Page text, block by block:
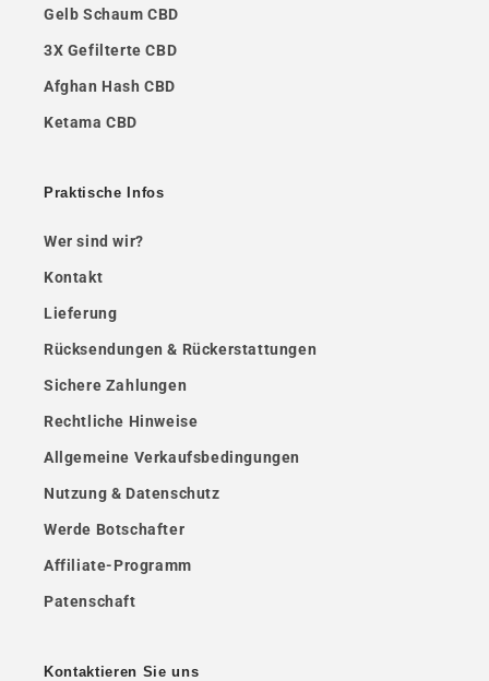
Gelb Schaum CBD
3X Gefilterte CBD
Afghan Hash CBD
Ketama CBD
Praktische Infos
Wer sind wir?
Kontakt
Lieferung
Rücksendungen & Rückerstattungen
Sichere Zahlungen
Rechtliche Hinweise
Allgemeine Verkaufsbedingungen
Nutzung & Datenschutz
Werde Botschafter
Affiliate-Programm
Patenschaft
Kontaktieren Sie uns